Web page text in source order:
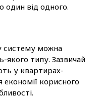
один від одного.
можна
якого типу. Зазвичай
у квартирах-
економії корисного